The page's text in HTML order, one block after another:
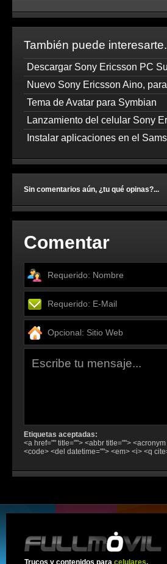
También puede
Descargar Sony Ericsson PC
Nuevo Sony Ericsson Aino,
Tema de Avatar para Symbian
Lanzamiento del celular Sony
Instalar aplicaciones en el
Sin comentarios aún, ¿tu qué opinas?...
Comentar
Etiquetas aceptadas:
<a href="" title=""> <abbr title="">
<code> <del datetime=""> <em> <i> <q
Trucos y contenidos para celulares.